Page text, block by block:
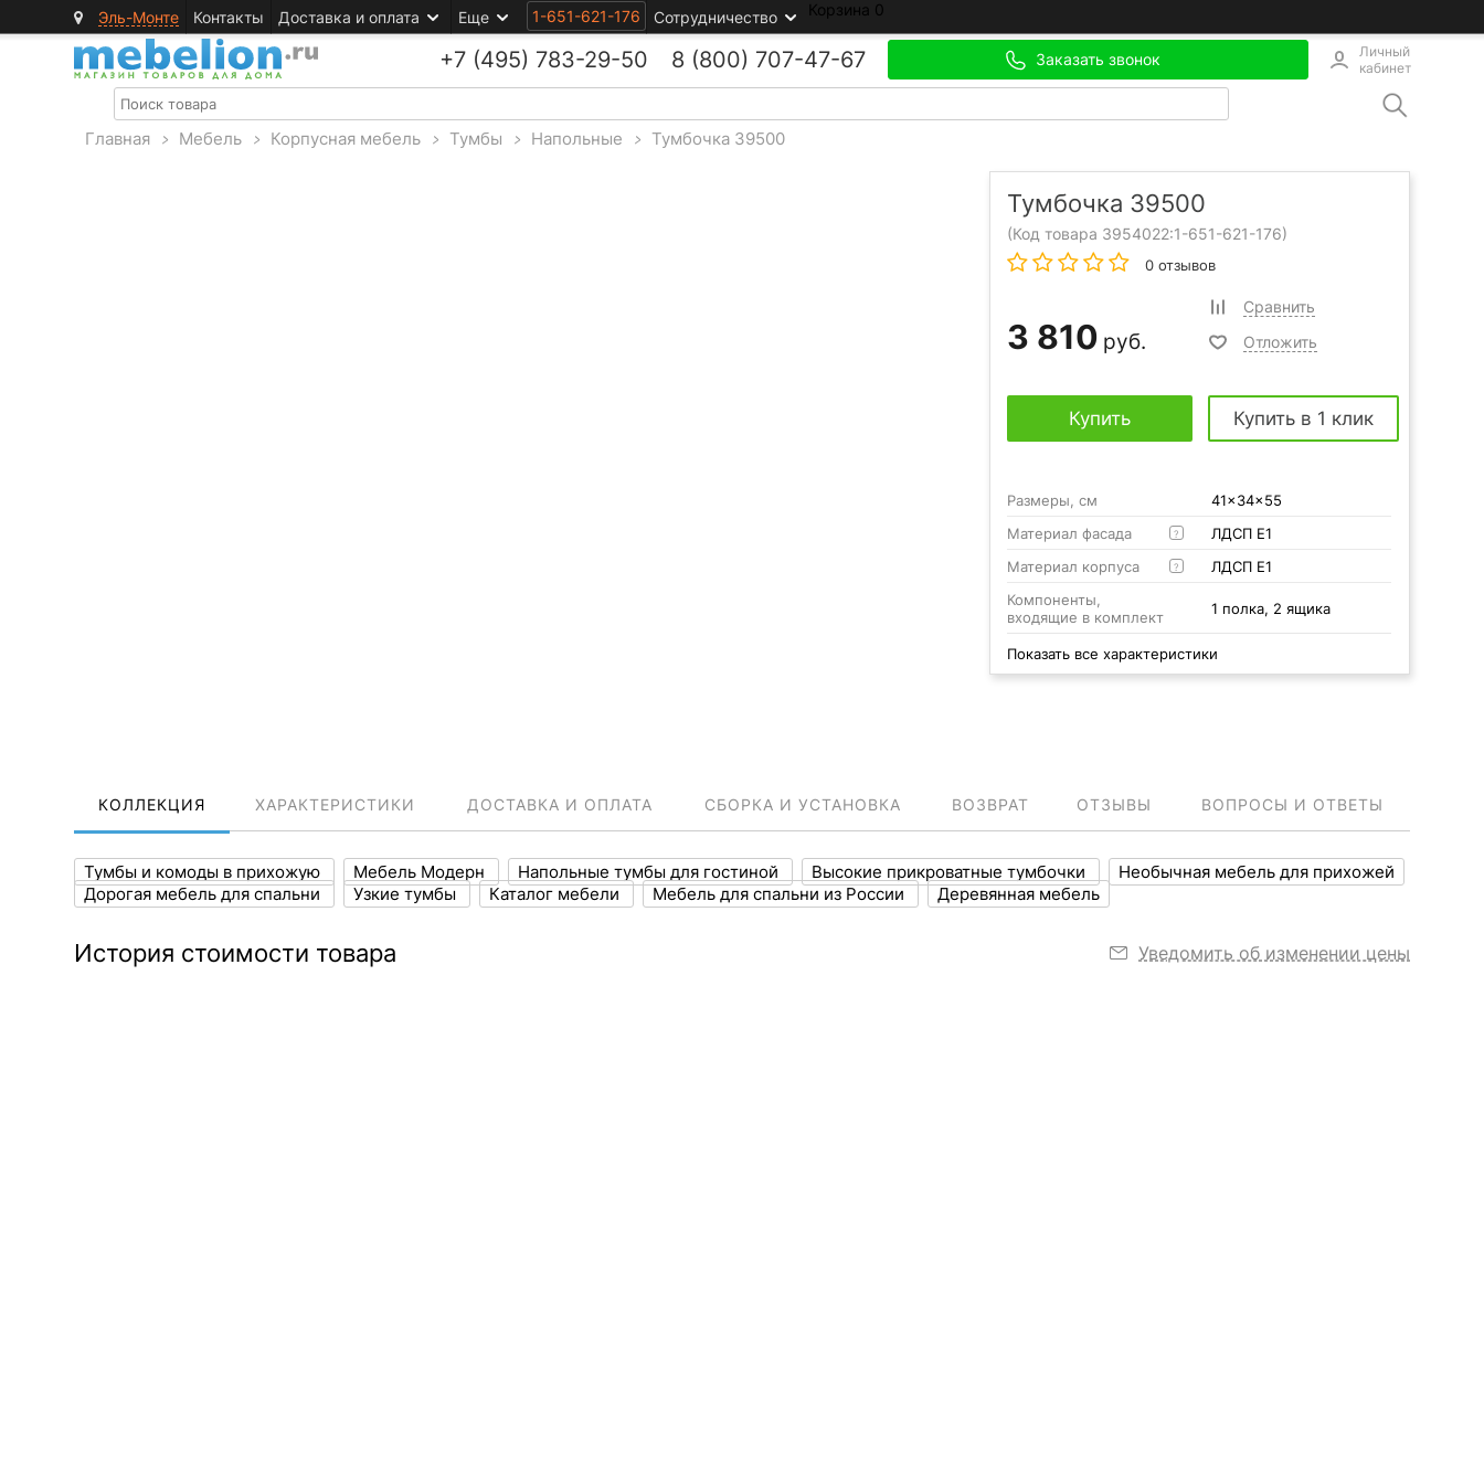
Эль-Монте Контакты Доставка и оплата Еще 1-651-621-176 Сотрудничество Корзина 0
+7 (495) 783-29-50 8 (800) 707-47-67 Заказать звонок
Личный
кабинет
Главная > Мебель > Корпусная мебель > Тумбы > Напольные > Тумбочка 39500
Тумбочка 39500
(Код товара 3954022:1-651-621-176)
0 отзывов
3 810 руб.
Сравнить
Отложить
Купить Купить в 1 клик
Размеры, см
41x34x55
Материал фасада
?
ЛДСП Е1
Материал корпуса
?
ЛДСП Е1
Компоненты,
входящие в комплект
1 полка, 2 ящика
Показать все характеристики
КОЛЛЕКЦИЯ ХАРАКТЕРИСТИКИ ДОСТАВКА И ОПЛАТА СБОРКА И УСТАНОВКА ВОЗВРАТ ОТЗЫВЫ ВОПРОСЫ И ОТВЕТЫ
Тумбы и комоды в прихожую Мебель Модерн Напольные тумбы для гостиной Высокие прикроватные тумбочки
Необычная мебель для прихожей
Дорогая мебель для спальни
Узкие тумбы Каталог мебели Мебель для спальни из России Деревянная мебель
История стоимости товара Уведомить об изменении цены